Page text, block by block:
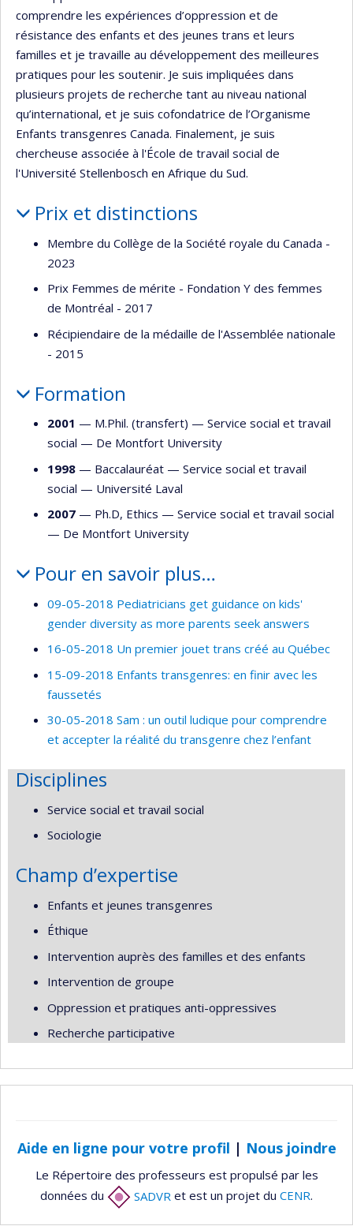
comprendre les expériences d’oppression et de
résistance des enfants et des jeunes trans et leurs
familles et je travaille au développement des meilleures
pratiques pour les soutenir. Je suis impliquées dans
plusieurs projets de recherche tant au niveau national
qu’international, et je suis cofondatrice de l’Organisme
Enfants transgenres Canada. Finalement, je suis
chercheuse associée à l'École de travail social de
l'Université Stellenbosch en Afrique du Sud.
Prix et distinctions
Membre du Collège de la Société royale du Canada -
2023
Prix Femmes de mérite - Fondation Y des femmes
de Montréal - 2017
​Récipiendaire de la médaille de l'Assemblée nationale
- 2015
Formation
2001 — M.Phil. (transfert) — Service social et travail
social — De Montfort University
1998 — Baccalauréat — Service social et travail
social — Université Laval
2007 — Ph.D, Ethics — Service social et travail social
— De Montfort University
Pour en savoir plus…
09-05-2018 Pediatricians get guidance on kids'
gender diversity as more parents seek answers
16-05-2018 Un premier jouet trans créé au Québec
15-09-2018 Enfants transgenres: en finir avec les
faussetés
30-05-2018 Sam : un outil ludique pour comprendre
et accepter la réalité du transgenre chez l’enfant
Disciplines
Service social et travail social
Sociologie
Champ d’expertise
Enfants et jeunes transgenres
Éthique
Intervention auprès des familles et des enfants
Intervention de groupe
Oppression et pratiques anti-oppressives
Recherche participative
Aide en ligne pour votre profil | Nous joindre
Le Répertoire des professeurs est propulsé par les
données du
SADVR et est un projet du CENR.